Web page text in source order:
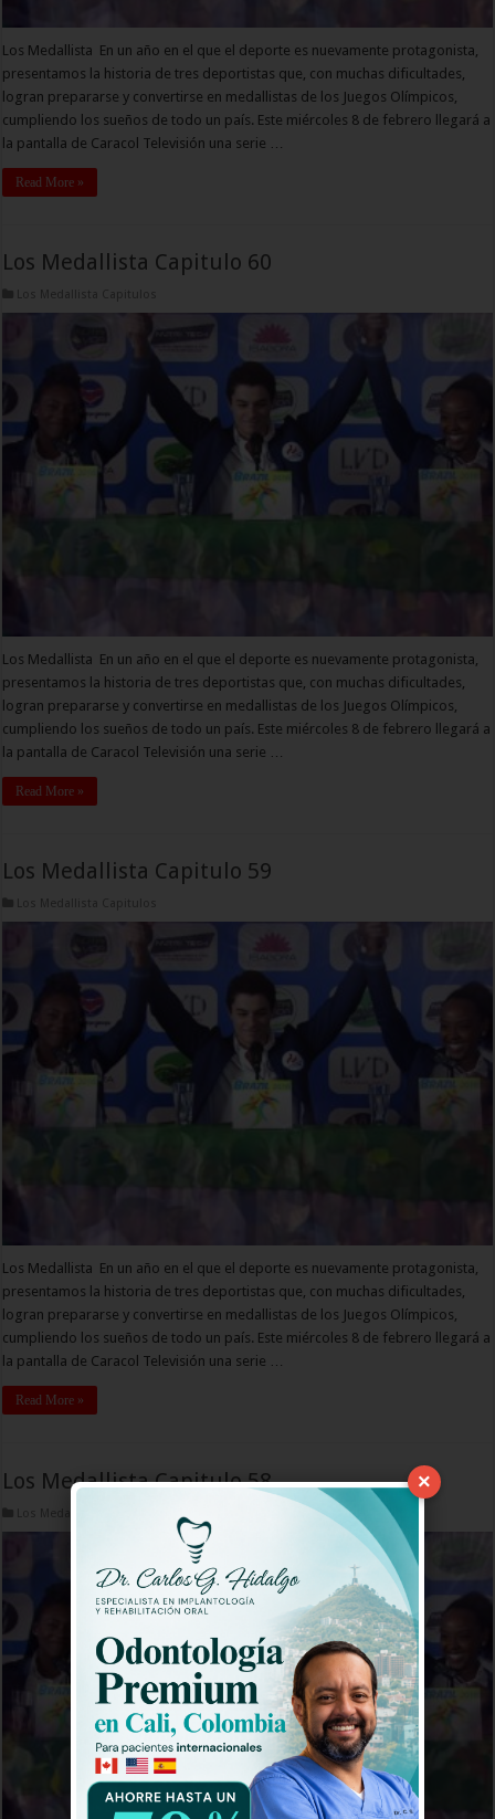
Los Medallista En un año en el que el deporte es nuevamente protagonista,
presentamos la historia de tres deportistas que, con muchas dificultades,
logran prepararse y convertirse en medallistas de los Juegos Olímpicos,
cumpliendo los sueños de todo un país. Este miércoles 8 de febrero llegará a
la pantalla de Caracol Televisión una serie …
Read More »
Los Medallista Capitulo 60
Los Medallista Capitulos
Los Medallista En un año en el que el deporte es nuevamente protagonista,
presentamos la historia de tres deportistas que, con muchas dificultades,
logran prepararse y convertirse en medallistas de los Juegos Olímpicos,
cumpliendo los sueños de todo un país. Este miércoles 8 de febrero llegará a
la pantalla de Caracol Televisión una serie …
Read More »
Los Medallista Capitulo 59
Los Medallista Capitulos
Los Medallista En un año en el que el deporte es nuevamente protagonista,
presentamos la historia de tres deportistas que, con muchas dificultades,
logran prepararse y convertirse en medallistas de los Juegos Olímpicos,
cumpliendo los sueños de todo un país. Este miércoles 8 de febrero llegará a
la pantalla de Caracol Televisión una serie …
Read More »
Los Medallista Capitulo 58
Los Medallista Capitulos
×